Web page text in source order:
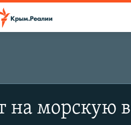
на морскую